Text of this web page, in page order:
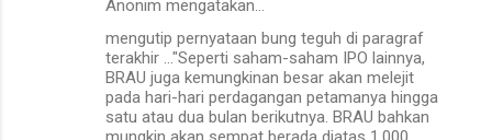
Anonim mengatakan…
mengutip pernyataan bung teguh di paragraf
terakhir ..."Seperti saham-saham IPO lainnya,
BRAU juga kemungkinan besar akan melejit
pada hari-hari perdagangan petamanya hingga
satu atau dua bulan berikutnya. BRAU bahkan